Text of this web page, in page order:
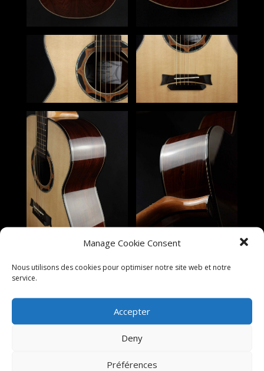
Manage Cookie Consent
Nous utilisons des cookies pour optimiser notre site web et notre
service.
Accepter
Deny
Préférences